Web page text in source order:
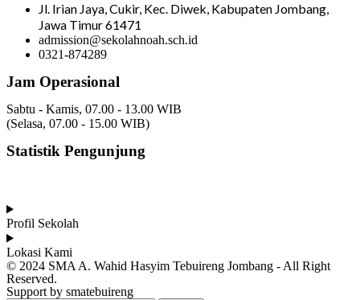
Jl. Irian Jaya, Cukir, Kec. Diwek, Kabupaten Jombang,
Jawa Timur 61471
admission@sekolahnoah.sch.id
0321-874289
Jam Operasional
Sabtu - Kamis, 07.00 - 13.00 WIB
(Selasa, 07.00 - 15.00 WIB)
Statistik Pengunjung
Profil Sekolah
Lokasi Kami
© 2024 SMA A. Wahid Hasyim Tebuireng Jombang - All Right
Reserved.
Support by smatebuireng